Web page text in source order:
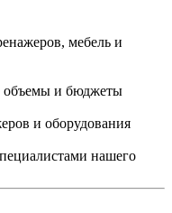
мебель и
объемы и бюджеты
и оборудования
нашего